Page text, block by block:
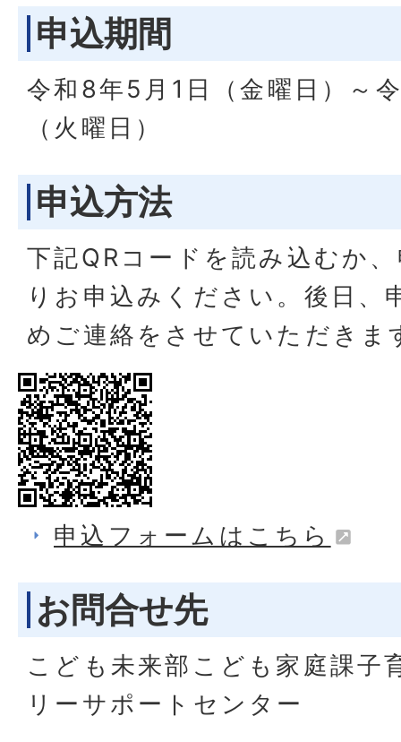
申込期間
令和8年5月1日（金曜日）～
（火曜日）
申込方法
下記QRコードを読み込むか
りお申込みください。後日、
めご連絡をさせていただきま
申込フォームはこちら
お問合せ先
こども未来部こども家庭課子
リーサポートセンター